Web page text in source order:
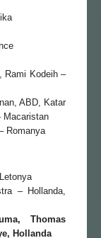
Rami Kodeih –
ABD, Katar
Macaristan
Romanya
– Hollanda,
Thomas
Hollanda